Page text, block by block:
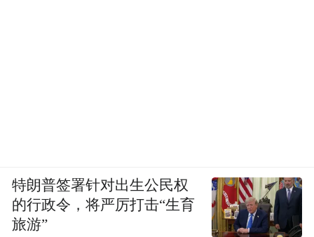
特朗普签署针对出生公民权
的行政令，将严厉打击“生育
旅游”